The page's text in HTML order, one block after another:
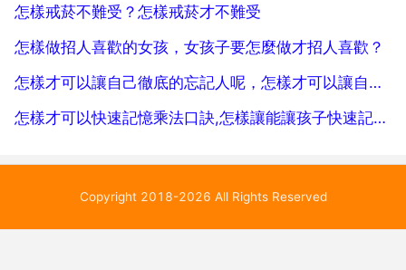
怎樣戒菸不難受？怎樣戒菸才不難受
怎樣做招人喜歡的女孩，女孩子要怎麼做才招人喜歡？
怎樣才可以讓自己徹底的忘記人呢，怎樣才可以讓自己徹底的忘記乙個人呢
怎樣才可以快速記憶乘法口訣,怎樣讓能讓孩子快速記住乘法口訣？
Copyright 2018-2026 All Rights Reserved